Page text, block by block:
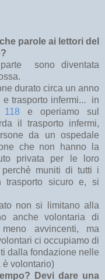
parole ai lettori del
sono diventata
durato circa un anno
trasporto infermi... in
118e operiamo sul
il trasporto infermi,
da un ospedale
che non hanno la
privata per le loro
muniti di tutti i
trasporto sicuro e, si
non si limitano alla
anche volontaria di
avvincenti, ma
ci occupiamo di
dalla fondazione nelle
è volontario)
Devi dare una